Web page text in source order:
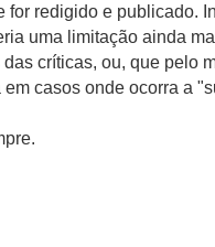
for redigido e publicado.
uma limitação ainda
críticas, ou, que pelo
casos onde ocorra a